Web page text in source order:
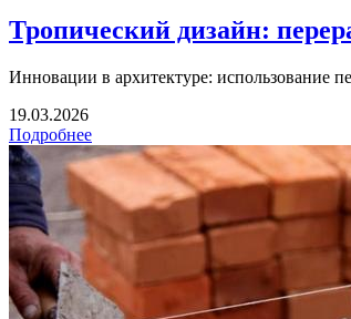
Тропический дизайн:
Инновации в архитектуре: использование
19.03.2026
Подробнее